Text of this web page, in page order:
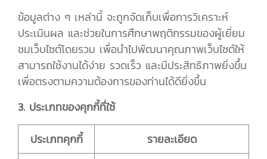
ข้อมูลต่าง ๆ เหล่านี้ จะถูกจัดเก็บเพื่อการวิเคราะห์
ประเมินผล และช่วยในการศึกษาพฤติกรรมของผู้เยี่ยม
ชมเว็บไซต์โดยรวม เพื่อนำไปพัฒนาคุณภาพเว็บไซต์ให้
สามารถใช้งานได้ง่าย รวดเร็ว และมีประสิทธิภาพยิ่งขึ้น
เพื่อตรงตามความต้องการของท่านได้ดียิ่งขึ้น
3. ประเภทของคุกกี้ที่ใช้
ประเภทคุกกี้
รายละเอียด